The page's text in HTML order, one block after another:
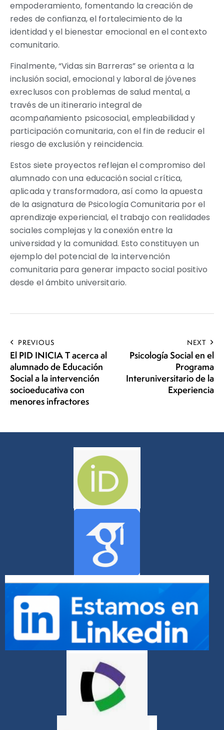
empoderamiento, fomentando la creación de
redes de confianza, el fortalecimiento de la
identidad y el bienestar emocional en el contexto
comunitario.
Finalmente, “Vidas sin Barreras” se orienta a la
inclusión social, emocional y laboral de jóvenes
exreclusos con problemas de salud mental, a
través de un itinerario integral de
acompañamiento psicosocial, empleabilidad y
participación comunitaria, con el fin de reducir el
riesgo de exclusión y reincidencia.
Estos siete proyectos reflejan el compromiso del
alumnado con una educación social crítica,
aplicada y transformadora, así como la apuesta
de la asignatura de Psicología Comunitaria por el
aprendizaje experiencial, el trabajo con realidades
sociales complejas y la conexión entre la
universidad y la comunidad. Esto constituyen un
ejemplo del potencial de la intervención
comunitaria para generar impacto social positivo
desde el ámbito universitario.
PREVIOUS
El PID INICIA T acerca al
alumnado de Educación
Social a la intervención
socioeducativa con
menores infractores
NEXT
Psicología Social en el
Programa
Interuniversitario de la
Experiencia